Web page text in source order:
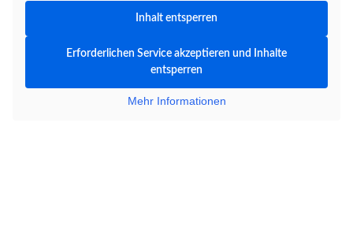
Inhalt entsperren
Erforderlichen Service akzeptieren und Inhalte
entsperren
Mehr Informationen